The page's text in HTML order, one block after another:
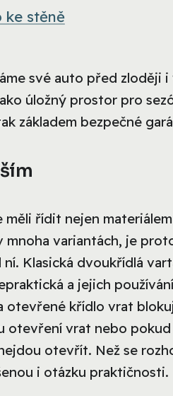
ke stěně
své auto před zloději
úložný prostor pro
základem bezpečné
řídit nejen
mnoha variantách, je
Klasická dvoukřídlá
a jejich
otevřené křídlo vrat
otevření vrat nebo
otevřít. Než se
i otázku praktičnosti.